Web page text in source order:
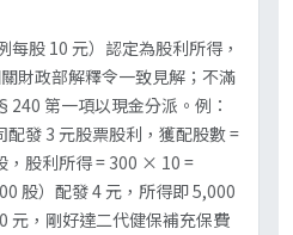
股 10 元）認定為股利所得，
財政部解釋令一致見解；不滿
第一項以現金分派。例：
發 3 元股票股利，獲配股數 =
股利所得 = 300 × 10 =
股）配發 4 元，所得即 5,000
，剛好達二代健保補充保費